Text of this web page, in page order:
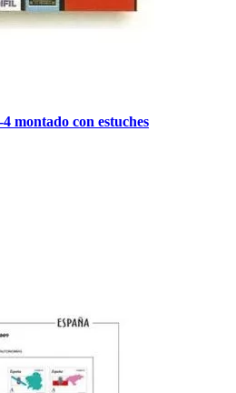
montado con estuches